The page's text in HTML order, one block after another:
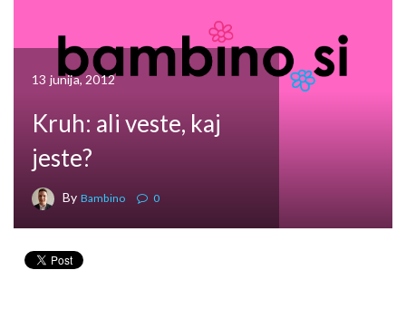
13 junija, 2012
Kruh: ali veste, kaj
jeste?
By Bambino 0